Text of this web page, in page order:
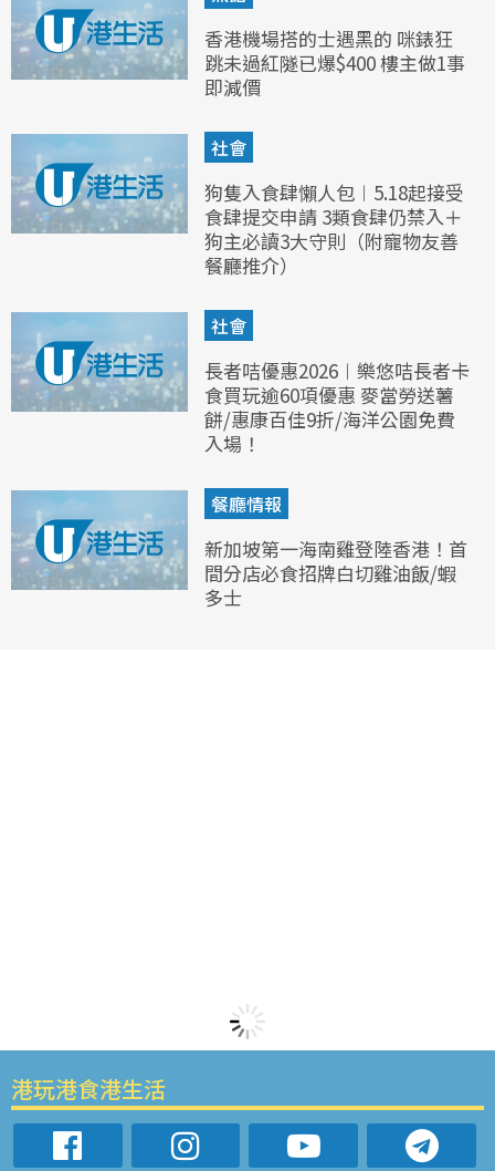
香港機場搭的士遇黑的 咪錶狂
跳未過紅隧已爆$400 樓主做1事
即減價
社會
狗隻入食肆懶人包︱5.18起接受
食肆提交申請 3類食肆仍禁入＋
狗主必讀3大守則（附寵物友善
餐廳推介）
社會
長者咭優惠2026︱樂悠咭長者卡
食買玩逾60項優惠 麥當勞送薯
餅/惠康百佳9折/海洋公園免費
入場！
餐廳情報
新加坡第一海南雞登陸香港！首
間分店必食招牌白切雞油飯/蝦
多士
港玩港食港生活